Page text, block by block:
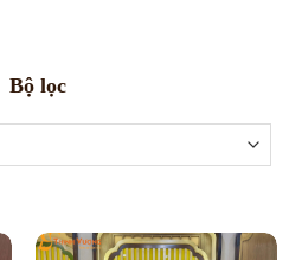
Bộ lọc